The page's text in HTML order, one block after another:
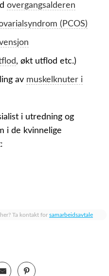
overgangsalderen
(PCOS)
, økt utflod etc.)
av muskelknuter i
i utredning og
i de kvinnelige
Ta kontakt for samarbeidsavtale